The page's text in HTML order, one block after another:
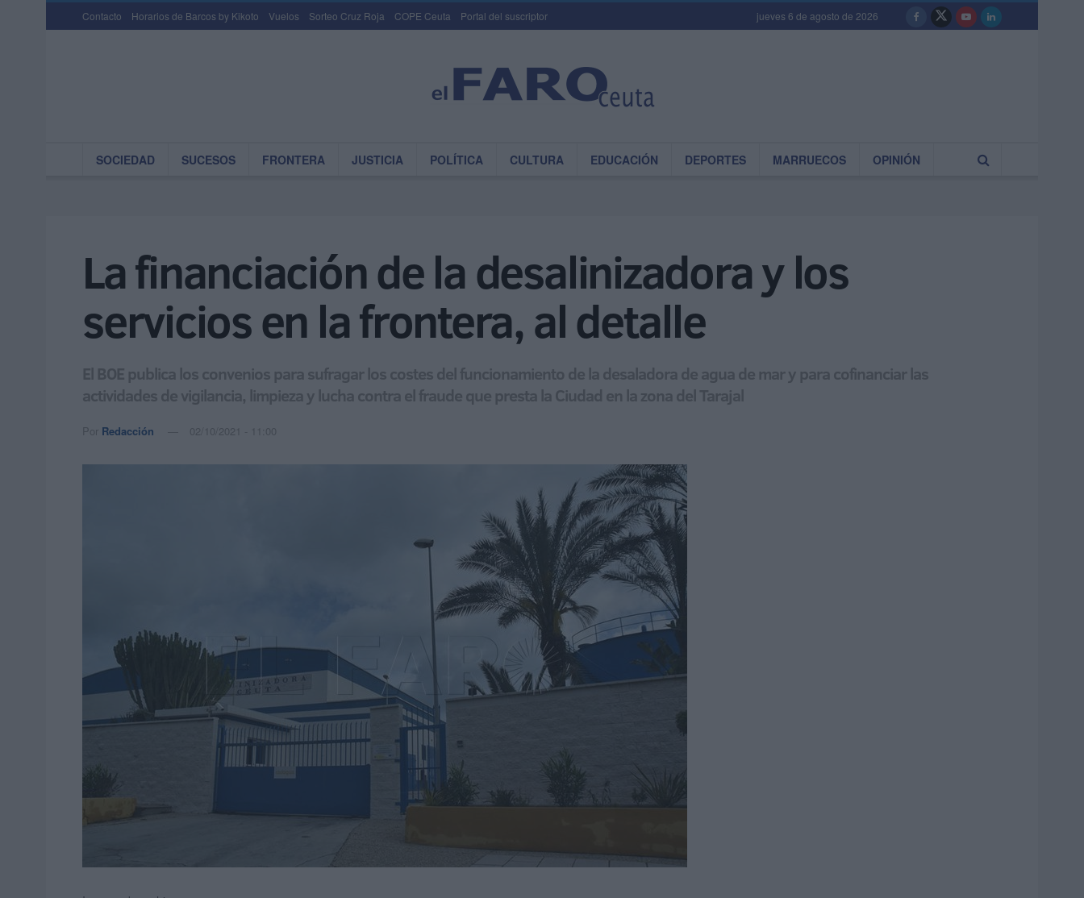
Contacto Horarios de Barcos by Kikoto Vuelos Sorteo Cruz Roja COPE Ceuta Portal del suscriptor jueves 6 de agosto de 2026
SOCIEDAD SUCESOS FRONTERA JUSTICIA POLÍTICA CULTURA EDUCACIÓN DEPORTES MARRUECOS OPINIÓN
La financiación de la desalinizadora y los
servicios en la frontera, al detalle
El BOE publica los convenios para sufragar los costes del funcionamiento de la desaladora de agua de mar y para cofinanciar las
actividades de vigilancia, limpieza y lucha contra el fraude que presta la Ciudad en la zona del Tarajal
Por Redacción 02/10/2021 - 11:00